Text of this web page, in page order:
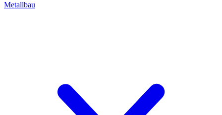
Metallbau